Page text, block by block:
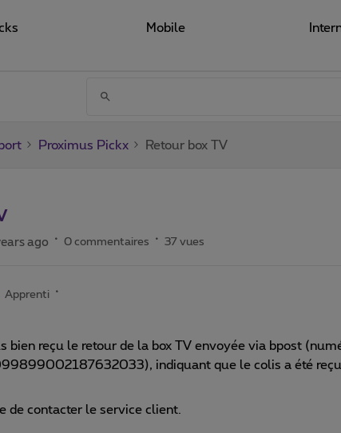
Mobile
Proximus Pickx Retour box TV
ago 0 commentaires 37 vues
Apprenti
bien reçu le retour de la box TV envoyée via bpost
indiquant que le colis a été
de contacter le service client.